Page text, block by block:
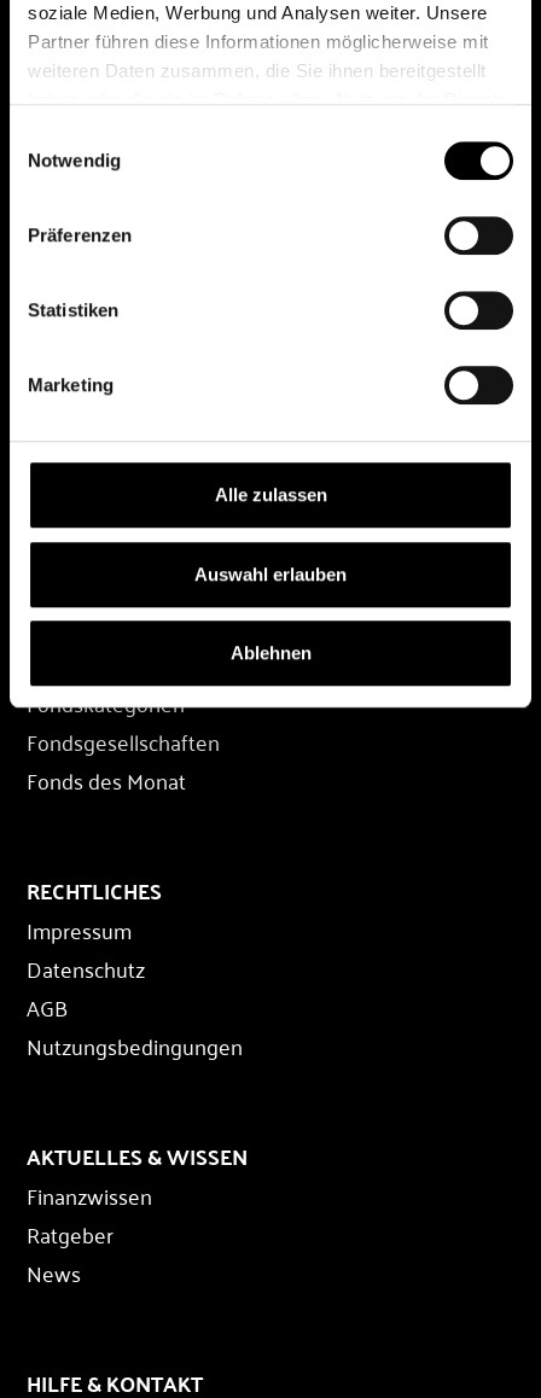
soziale Medien, Werbung und Analysen weiter. Unsere
Partner führen diese Informationen möglicherweise mit
weiteren Daten zusammen, die Sie ihnen bereitgestellt
Notwendig
Präferenzen
Statistiken
Marketing
Alle zulassen
Auswahl erlauben
Ablehnen
Das erste Depot in Österreich mit 0€ Kontoführung,
0€ Ausgabeaufschlag und 0€ Depotgebühren bei
knapp 2000 Fonds und 0€ Orderspesen.
All rights reserved.
Depot eröffnen
Depot übertragen
Konditionen
FONDS
Fondskategorien
Fondsgesellschaften
Fonds des Monat
RECHTLICHES
Impressum
Datenschutz
AGB
Nutzungsbedingungen
AKTUELLES & WISSEN
Finanzwissen
Ratgeber
News
HILFE & KONTAKT